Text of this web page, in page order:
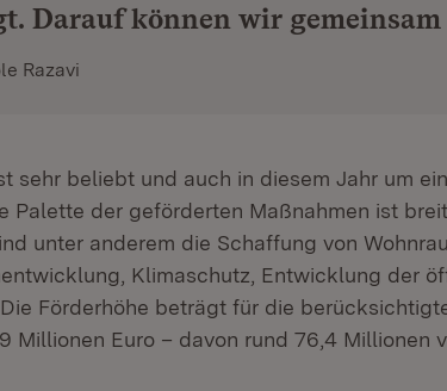
Darauf können wir gemeinsam
Razavi
sehr beliebt und auch in diesem Jahr um
Palette der geförderten Maßnahmen ist
unter anderem die Schaffung von
Klimaschutz, Entwicklung der
Förderhöhe beträgt für die
Millionen Euro – davon rund 76,4 Millionen